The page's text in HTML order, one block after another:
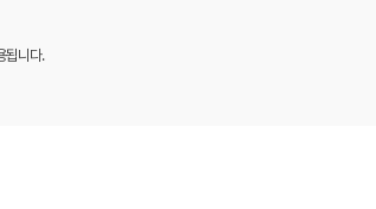
이 개인정보 처리방침은 2021. 10. 1부터 적용됩니다.